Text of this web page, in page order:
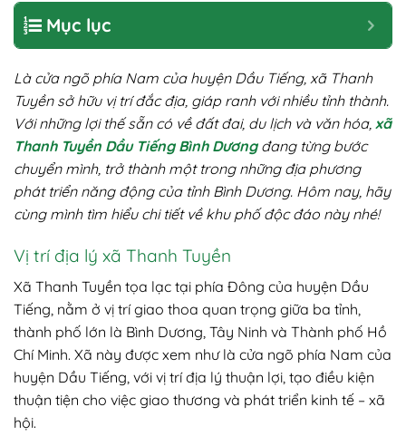
Mục lục
Là cửa ngõ phía Nam của huyện Dầu Tiếng, xã Thanh
Tuyền sở hữu vị trí đắc địa, giáp ranh với nhiều tỉnh thành.
Với những lợi thế sẵn có về đất đai, du lịch và văn hóa, xã
Thanh Tuyền Dầu Tiếng Bình Dươngđang từng bước
chuyển mình, trở thành một trong những địa phương
phát triển năng động của tỉnh Bình Dương. Hôm nay, hãy
cùng mình tìm hiểu chi tiết về khu phố độc đáo này nhé!
Vị trí địa lý xã Thanh Tuyền
Xã Thanh Tuyền tọa lạc tại phía Đông của huyện Dầu
Tiếng, nằm ở vị trí giao thoa quan trọng giữa ba tỉnh,
thành phố lớn là Bình Dương, Tây Ninh và Thành phố Hồ
Chí Minh. Xã này được xem như là cửa ngõ phía Nam của
huyện Dầu Tiếng, với vị trí địa lý thuận lợi, tạo điều kiện
thuận tiện cho việc giao thương và phát triển kinh tế – xã
hội.